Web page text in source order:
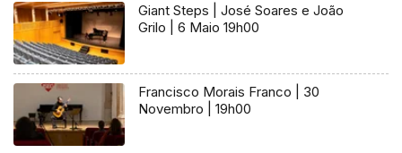
Giant Steps | José Soares e João
Grilo | 6 Maio 19h00
Francisco Morais Franco | 30
Novembro | 19h00